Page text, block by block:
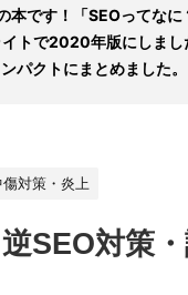
本です！「SEOってなに
トで2020年版にしまし
パクトにまとめました。
対策・炎上
SEO対策